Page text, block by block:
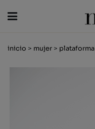
inicio > mujer > plataforma